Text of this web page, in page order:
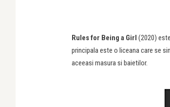
Rules for Being a Girl (2020)
principala este o liceana care se
aceeasi masura si baietilor.